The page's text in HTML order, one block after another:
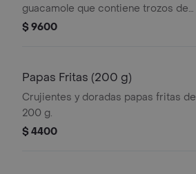
guacamole que contiene trozos de
tomate y cebolla.
$ 9600
Papas Fritas (200 g)
Crujientes y doradas papas fritas de
200 g.
$ 4400